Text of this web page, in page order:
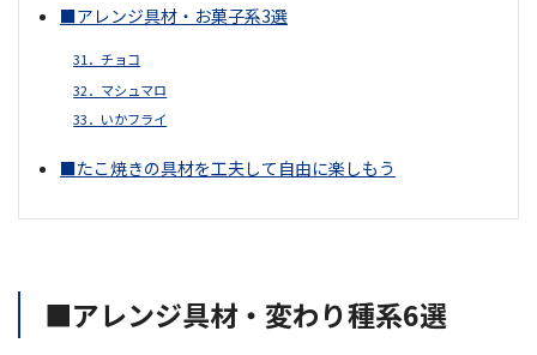
■アレンジ具材・お菓子系3選
31．チョコ
32．マシュマロ
33．いかフライ
■たこ焼きの具材を工夫して自由に楽しもう
■アレンジ具材・変わり種系6選